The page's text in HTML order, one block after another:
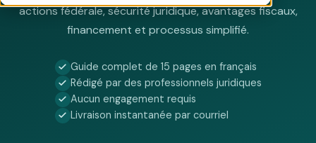
actions fédérale, sécurité juridique, avantages fiscaux,
financement et processus simplifié.
Guide complet de 15 pages en français
Rédigé par des professionnels juridiques
Aucun engagement requis
Livraison instantanée par courriel